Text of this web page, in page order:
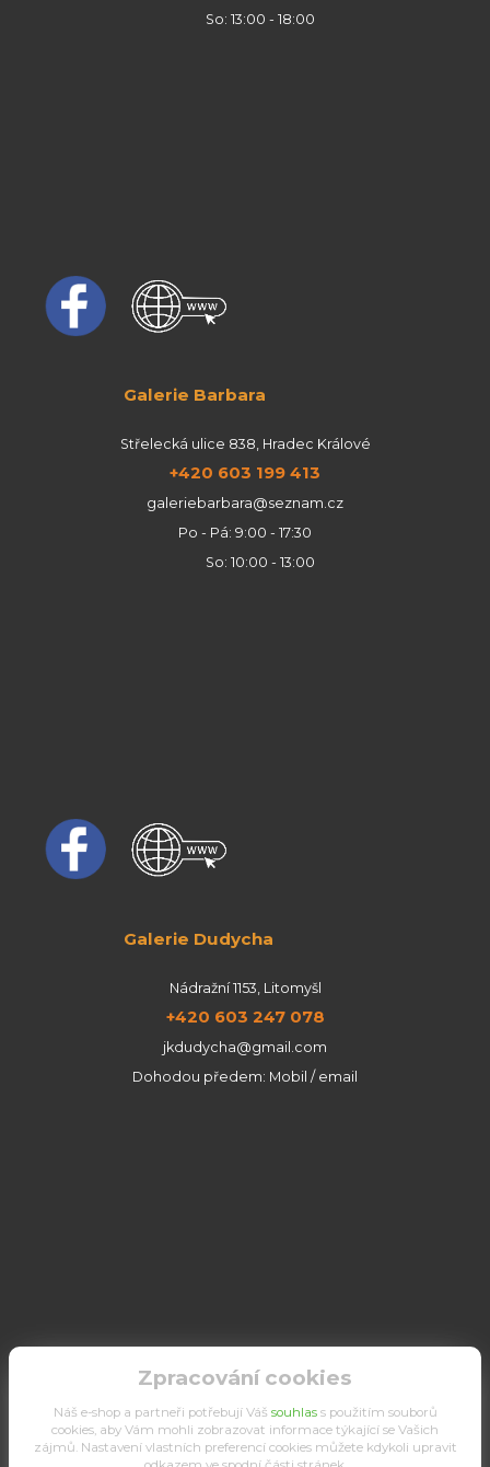
So: 13:00 - 18:00
Galerie Barbara
Střelecká ulice 838, Hradec Králové
+420 603 199 413
galeriebarbara@seznam.cz
Po - Pá: 9:00 - 17:30
So: 10:00 - 13:00
Galerie Dudycha
Nádražní 1153, Litomyšl
+420 603 247 078
jkdudycha@gmail.com
Dohodou předem: Mobil / email
Zpracování cookies
Náš e-shop a partneři potřebují Váš souhlass použitím souborů
cookies, aby Vám mohli zobrazovat informace týkající se Vašich
zájmů. Nastavení vlastních preferencí cookies můžete kdykoli upravit